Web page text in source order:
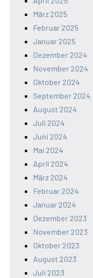
März 2025
Februar 2025
Januar 2025
Dezember 2024
November 2024
Oktober 2024
September 2024
August 2024
Juli 2024
Juni 2024
Mai 2024
April 2024
März 2024
Februar 2024
Januar 2024
Dezember 2023
November 2023
Oktober 2023
August 2023
Juli 2023